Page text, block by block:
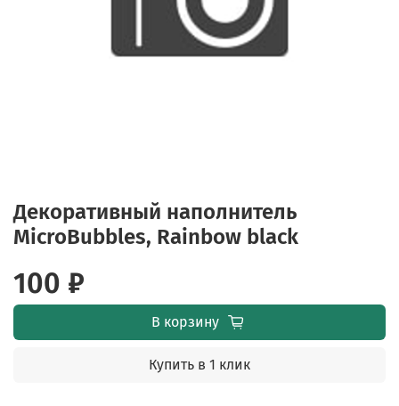
Декоративный наполнитель
MicroBubbles, Rainbow black
100 ₽
В корзину
Купить в 1 клик